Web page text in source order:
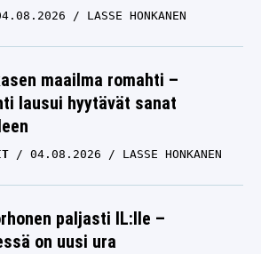
LASSE HONKANEN
maailma romahti –
lausui hyytävät sanat
04.08.2026 LASSE HONKANEN
paljasti IL:lle –
on uusi ura